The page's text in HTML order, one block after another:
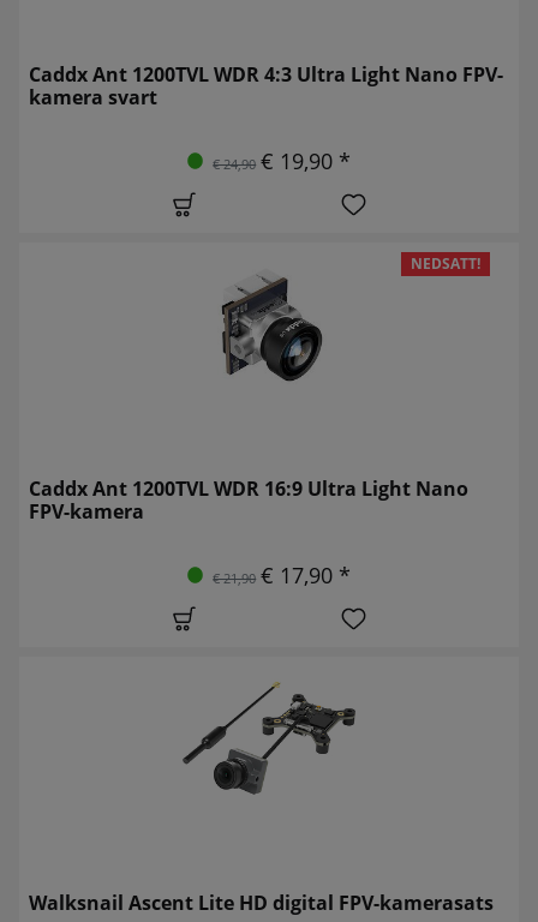
Caddx Ant 1200TVL WDR 4:3 Ultra Light Nano FPV-
kamera svart
€ 24,90 € 19,90 *
NEDSATT!
Caddx Ant 1200TVL WDR 16:9 Ultra Light Nano
FPV-kamera
€ 21,90 € 17,90 *
Walksnail Ascent Lite HD digital FPV-kamerasats